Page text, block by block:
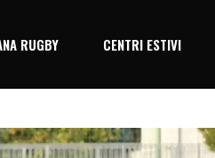
RUGBY CENTRI ESTIVI
in the cart.